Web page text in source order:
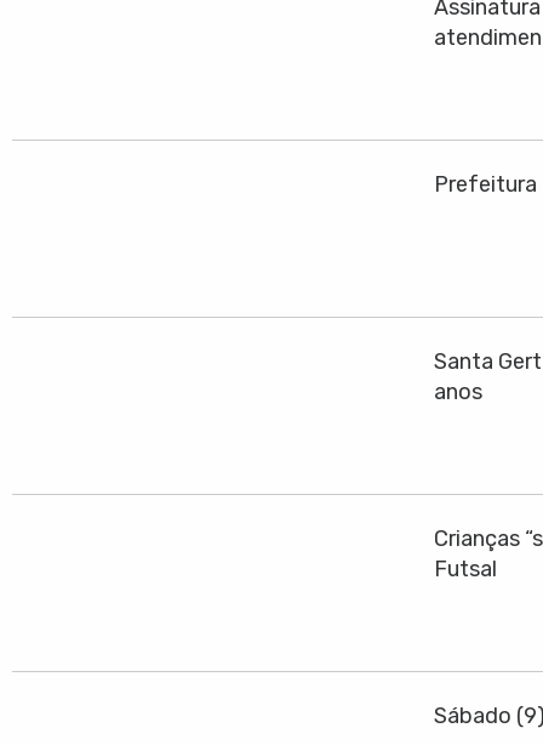
Prefeitura
Santa
anos
Crianças
Futsal
Sábado